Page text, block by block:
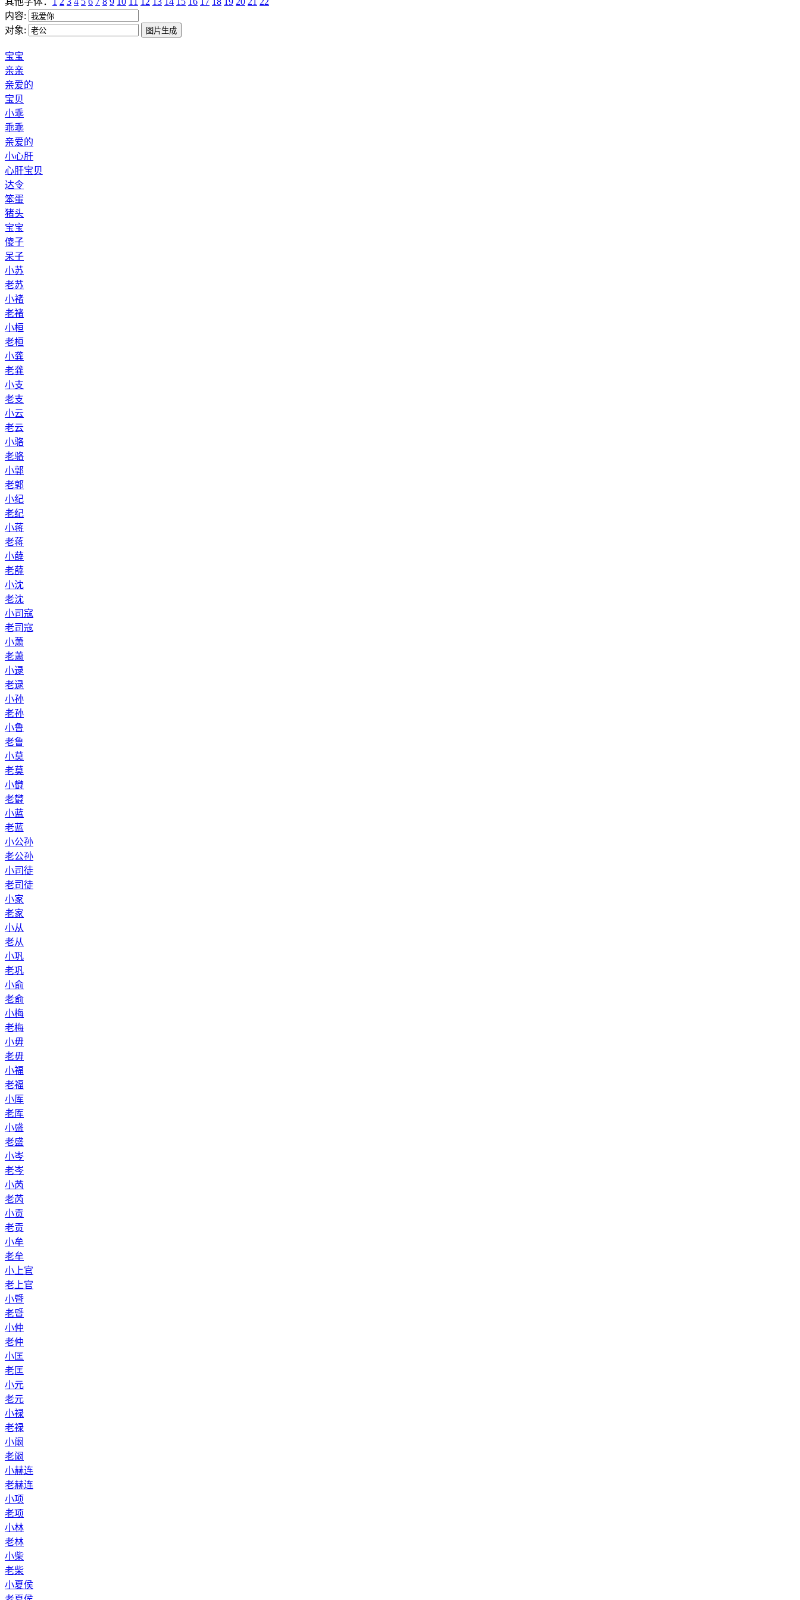
内容:
对象:
宝宝
亲亲
亲爱的
宝贝
小乖
乖乖
亲爱的
小心肝
心肝宝贝
达令
笨蛋
猪头
宝宝
傻子
呆子
小苏
老苏
小褚
老褚
小桓
老桓
小龚
老龚
小支
老支
小云
老云
小骆
老骆
小郭
老郭
小纪
老纪
小蒋
老蒋
小薛
老薛
小沈
老沈
小司寇
老司寇
小萧
老萧
小逯
老逯
小孙
老孙
小鲁
老鲁
小莫
老莫
小欎
老欎
小蓝
老蓝
小公孙
老公孙
小司徒
老司徒
小家
老家
小从
老从
小巩
老巩
小俞
老俞
小梅
老梅
小毋
老毋
小福
老福
小厍
老厍
小盛
老盛
小岑
老岑
小芮
老芮
小贡
老贡
小牟
老牟
小上官
老上官
小暨
老暨
小仲
老仲
小匡
老匡
小元
老元
小禄
老禄
小阚
老阚
小赫连
老赫连
小项
老项
小林
老林
小柴
老柴
小夏侯